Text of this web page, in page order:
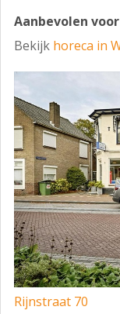
van de
dienen te storten
van de koopsom.
Aanbevolen
Bekijk horeca in
Rijnstraat 70